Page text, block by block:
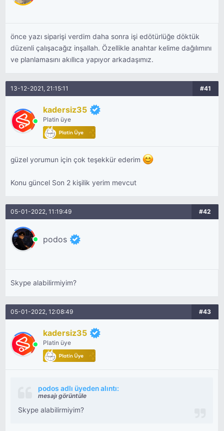
önce yazı siparişi verdim daha sonra işi edötürlüğe döktük
düzenli çalışacağız inşallah. Özellikle anahtar kelime dağılımını
ve planlamasını akıllıca yapıyor arkadaşımız.
13-12-2021, 21:15:11 #41
kadersiz35
Platin üye
güzel yorumun için çok teşekkür ederim
Konu güncel Son 2 kişilik yerim mevcut
05-01-2022, 11:19:49 #42
podos
Skype alabilirmiyim?
05-01-2022, 12:08:49 #43
kadersiz35
Platin üye
podos adlı üyeden alıntı:
mesajı görüntüle
Skype alabilirmiyim?